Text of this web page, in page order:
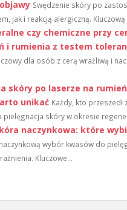
Swędzenie skóry po
jak i reakcją alergiczną.
czy chemiczne przy
i rumienia z testem
dla osób z cerą wrażliwą i
skóry po laserze na
unikać Każdy, kto
skóry w okresie
naczynkowa: które
wybór kwasów do
Kluczowe...